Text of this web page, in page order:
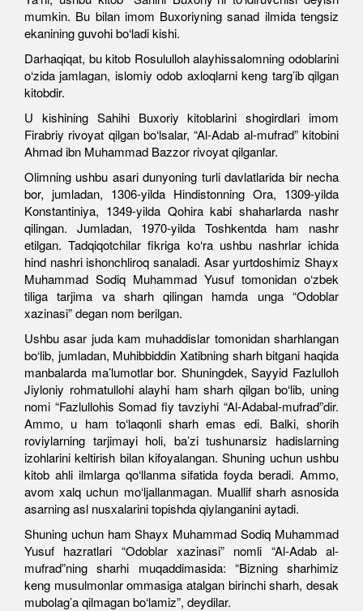
mumkin. Bu bilan imom Buxoriyning sanad ilmida tengsiz
ekanining guvohi bo‘ladi kishi.
Darhaqiqat, bu kitob Rosululloh alayhissalomning odoblarini
o‘zida jamlagan, islomiy odob axloqlarni keng targ’ib qilgan
kitobdir.
U kishining Sahihi Buxoriy kitoblarini shogirdlari imom
Firabriy rivoyat qilgan bo‘lsalar, “Al-Adab al-mufrad” kitobini
Ahmad ibn Muhammad Bazzor rivoyat qilganlar.
Olimning ushbu asari dunyoning turli davlatlarida bir necha
bor, jumladan, 1306-yilda Hindistonning Ora, 1309-yilda
Konstantiniya, 1349-yilda Qohira kabi shaharlarda nashr
qilingan. Jumladan, 1970-yilda Toshkentda ham nashr
etilgan. Tadqiqotchilar fikriga ko‘ra ushbu nashrlar ichida
hind nashri ishonchliroq sanaladi. Asar yurtdoshimiz Shayx
Muhammad Sodiq Muhammad Yusuf tomonidan o‘zbek
tiliga tarjima va sharh qilingan hamda unga “Odoblar
xazinasi” degan nom berilgan.
Ushbu asar juda kam muhaddislar tomonidan sharhlangan
bo‘lib, jumladan, Muhibbiddin Xatibning sharh bitgani haqida
manbalarda ma’lumotlar bor. Shuningdek, Sayyid Fazlulloh
Jiyloniy rohmatullohi alayhi ham sharh qilgan bo‘lib, uning
nomi “Fazlullohis Somad fiy tavziyhi “Al-Adabal-mufrad”dir.
Ammo, u ham to‘laqonli sharh emas edi. Balki, shorih
roviylarning tarjimayi holi, ba’zi tushunarsiz hadislarning
izohlarini keltirish bilan kifoyalangan. Shuning uchun ushbu
kitob ahli ilmlarga qo‘llanma sifatida foyda beradi. Ammo,
avom xalq uchun mo‘ljallanmagan. Muallif sharh asnosida
asarning asl nusxalarini topishda qiylanganini aytadi.
Shuning uchun ham Shayx Muhammad Sodiq Muhammad
Yusuf hazratlari “Odoblar xazinasi” nomli “Al-Adab al-
mufrad”ning sharhi muqaddimasida: “Bizning sharhimiz
keng musulmonlar ommasiga atalgan birinchi sharh, desak
mubolag’a qilmagan bo‘lamiz”, deydilar.